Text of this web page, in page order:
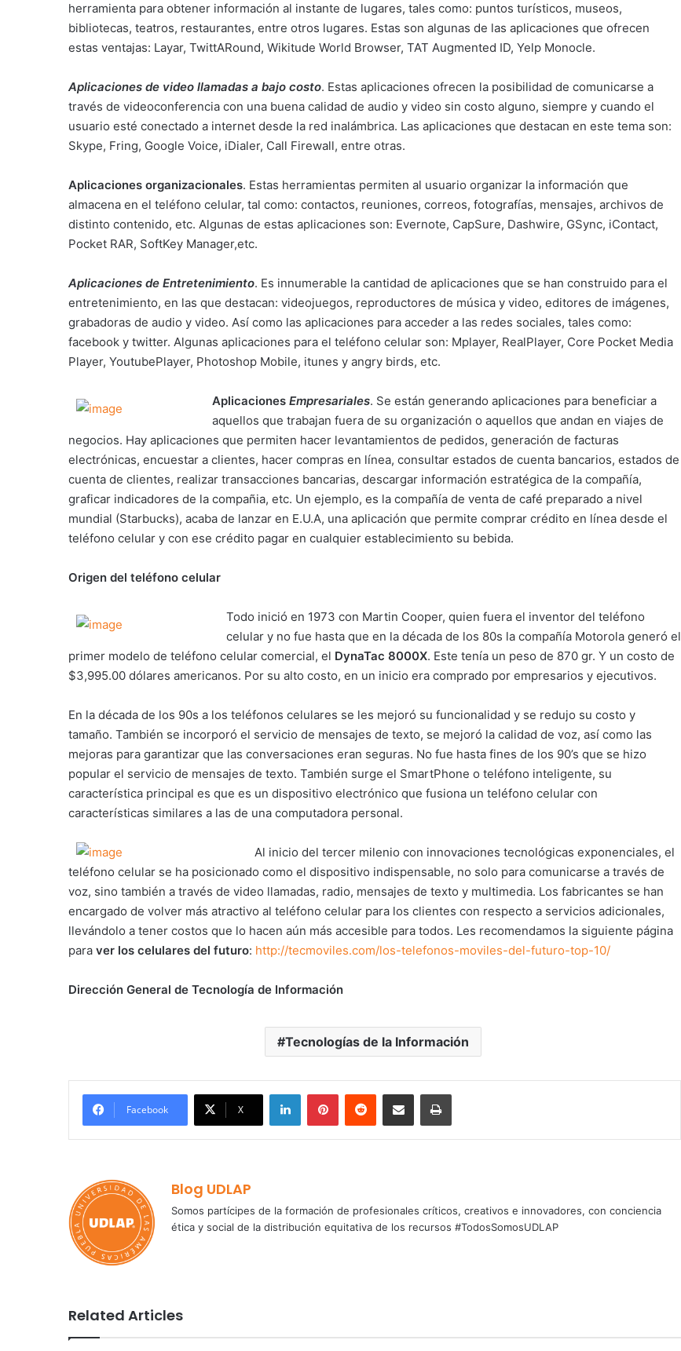
herramienta para obtener información al instante de lugares, tales como: puntos turísticos, museos,
bibliotecas, teatros, restaurantes, entre otros lugares. Estas son algunas de las aplicaciones que ofrecen
estas ventajas: Layar, TwittARound, Wikitude World Browser, TAT Augmented ID, Yelp Monocle.
Aplicaciones de video llamadas a bajo costo. Estas aplicaciones ofrecen la posibilidad de comunicarse a
través de videoconferencia con una buena calidad de audio y video sin costo alguno, siempre y cuando el
usuario esté conectado a internet desde la red inalámbrica. Las aplicaciones que destacan en este tema son:
Skype, Fring, Google Voice, iDialer, Call Firewall, entre otras.
Aplicaciones organizacionales. Estas herramientas permiten al usuario organizar la información que
almacena en el teléfono celular, tal como: contactos, reuniones, correos, fotografías, mensajes, archivos de
distinto contenido, etc. Algunas de estas aplicaciones son: Evernote, CapSure, Dashwire, GSync, iContact,
Pocket RAR, SoftKey Manager,etc.
Aplicaciones de Entretenimiento. Es innumerable la cantidad de aplicaciones que se han construido para el
entretenimiento, en las que destacan: videojuegos, reproductores de música y video, editores de imágenes,
grabadoras de audio y video. Así como las aplicaciones para acceder a las redes sociales, tales como:
facebook y twitter. Algunas aplicaciones para el teléfono celular son: Mplayer, RealPlayer, Core Pocket Media
Player, YoutubePlayer, Photoshop Mobile, itunes y angry birds, etc.
Aplicaciones Empresariales. Se están generando aplicaciones para beneficiar a
aquellos que trabajan fuera de su organización o aquellos que andan en viajes de
negocios. Hay aplicaciones que permiten hacer levantamientos de pedidos, generación de facturas
electrónicas, encuestar a clientes, hacer compras en línea, consultar estados de cuenta bancarios, estados de
cuenta de clientes, realizar transacciones bancarias, descargar información estratégica de la compañía,
graficar indicadores de la compañia, etc. Un ejemplo, es la compañía de venta de café preparado a nivel
mundial (Starbucks), acaba de lanzar en E.U.A, una aplicación que permite comprar crédito en línea desde el
teléfono celular y con ese crédito pagar en cualquier establecimiento su bebida.
Origen del teléfono celular
Todo inició en 1973 con Martin Cooper, quien fuera el inventor del teléfono
celular y no fue hasta que en la década de los 80s la compañía Motorola generó el
primer modelo de teléfono celular comercial, el DynaTac 8000X. Este tenía un peso de 870 gr. Y un costo de
$3,995.00 dólares americanos. Por su alto costo, en un inicio era comprado por empresarios y ejecutivos.
En la década de los 90s a los teléfonos celulares se les mejoró su funcionalidad y se redujo su costo y
tamaño. También se incorporó el servicio de mensajes de texto, se mejoró la calidad de voz, así como las
mejoras para garantizar que las conversaciones eran seguras. No fue hasta fines de los 90’s que se hizo
popular el servicio de mensajes de texto. También surge el SmartPhone o teléfono inteligente, su
característica principal es que es un dispositivo electrónico que fusiona un teléfono celular con
características similares a las de una computadora personal.
Al inicio del tercer milenio con innovaciones tecnológicas exponenciales, el
teléfono celular se ha posicionado como el dispositivo indispensable, no solo para comunicarse a través de
voz, sino también a través de video llamadas, radio, mensajes de texto y multimedia. Los fabricantes se han
encargado de volver más atractivo al teléfono celular para los clientes con respecto a servicios adicionales,
llevándolo a tener costos que lo hacen aún más accesible para todos. Les recomendamos la siguiente página
para ver los celulares del futuro: http://tecmoviles.com/los-telefonos-moviles-del-futuro-top-10/
Dirección General de Tecnología de Información
Tecnologías de la Información
Facebook X
LinkedInPinterestReddit Share via Email Print
Blog UDLAP
Somos partícipes de la formación de profesionales críticos, creativos e innovadores, con conciencia
ética y social de la distribución equitativa de los recursos #TodosSomosUDLAP
Related Articles